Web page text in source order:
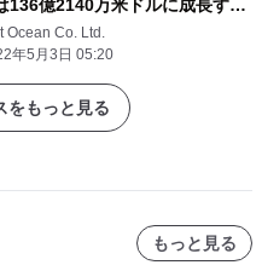
136億2140万米ドルに成長する
される
Ocean Co. Ltd.
年5月3日 05:20
をもっと見る
もっと見る